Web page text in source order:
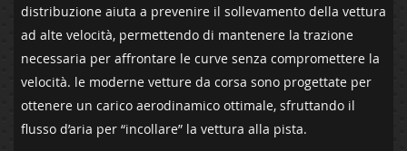
distribuzione aiuta a⁤ prevenire il sollevamento della⁣ vettura
ad alte ‌velocità, permettendo ⁢di‌ mantenere ‌la trazione
necessaria per⁤ affrontare ⁣le curve senza compromettere​ la‌
velocità. le moderne vetture‌ da corsa sono progettate‌ per
ottenere un carico aerodinamico ‍ottimale, sfruttando il
flusso d’aria per “incollare” la vettura alla ​pista.